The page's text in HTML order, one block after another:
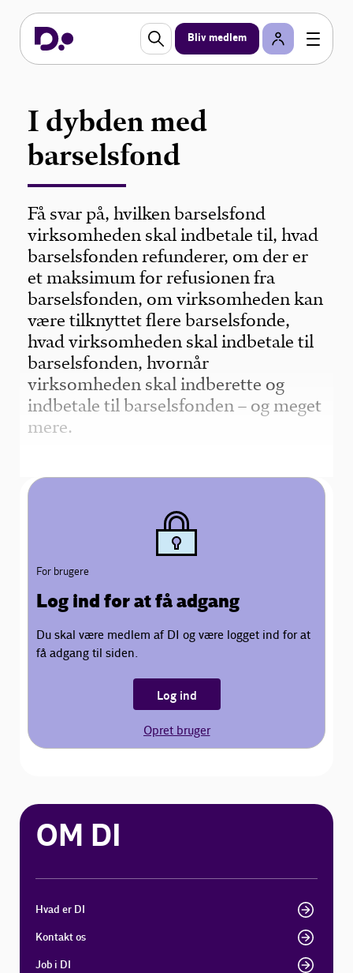
Bliv medlem
I dybden med
barselsfond
Få svar på, hvilken barselsfond
virksomheden skal indbetale til, hvad
barselsfonden refunderer, om der er
et maksimum for refusionen fra
barselsfonden, om virksomheden kan
være tilknyttet flere barselsfonde,
hvad virksomheden skal indbetale til
barselsfonden, hvornår
virksomheden skal indberette og
indbetale til barselsfonden – og meget
mere.
For brugere
Log ind for at få adgang
Du skal være medlem af DI og være logget ind for at
få adgang til siden.
Log ind
Opret bruger
OM DI
Hvad er DI
Kontakt os
Job i DI